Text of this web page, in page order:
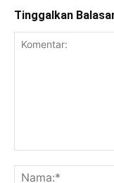
Tinggalkan